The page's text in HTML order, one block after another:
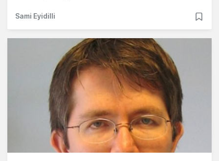
Sami Eyidilli